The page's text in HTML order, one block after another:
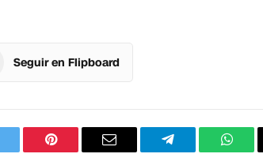
Seguir en Flipboard
PinterestCorreo
Telegram